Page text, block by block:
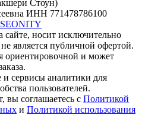
Стоун)
ИНН 771478786100
SEONITY
носит исключительно
является публичной офертой.
ориентировочной и может
сервисы аналитики для
пользователей.
вы соглашаетесь с Политикой
и Политикой использования